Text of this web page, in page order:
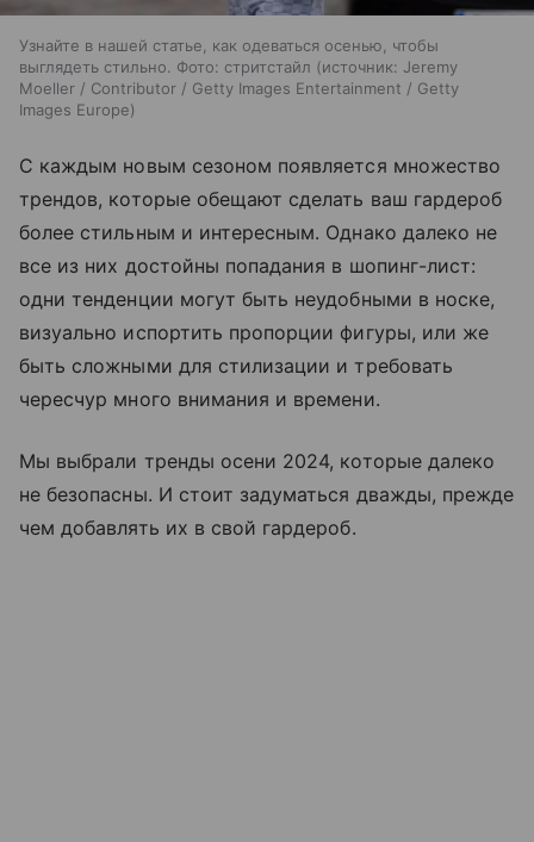
Узнайте в нашей статье, как одеваться осенью, чтобы
выглядеть стильно. Фото: стритстайл
источник: Jeremy
Moeller / Contributor / Getty Images Entertainment / Getty
Images Europe
С каждым новым сезоном появляется множество
трендов, которые обещают сделать ваш гардероб
более стильным и интересным. Однако далеко не
все из них достойны попадания в шопинг-лист:
одни тенденции могут быть неудобными в носке,
визуально испортить пропорции фигуры, или же
быть сложными для стилизации и требовать
чересчур много внимания и времени.
Мы выбрали тренды осени 2024, которые далеко
не безопасны. И стоит задуматься дважды, прежде
чем добавлять их в свой гардероб.